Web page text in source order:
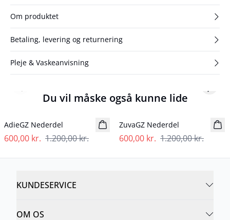
Om produktet
Betaling, levering og returnering
Pleje & Vaskeanvisning
Du vil måske også kunne lide
AdieGZ Nederdel
600,00 kr. 1.200,00 kr.
- 50%
ZuvaGZ Nederdel
600,00 kr. 1.200,00 kr.
Previous slide Next
KUNDESERVICE
OM OS